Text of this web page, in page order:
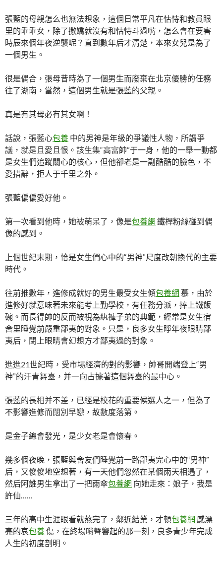
張藍的母親怎么也無法想象，這個日常平凡在怙恃和教員眼
里的乖乖女，除了撒嬌就沒有和怙恃斗過嘴，怎么會在要害
時辰來個年夜逆襲呢？直到數年后才清楚，本來女兒是為了
一個男生。
很是偶合，張母昔時為了一個男生而廢棄在北京優勝的任務
往了湖南，當然，這個男生就是張藍的父親。
真是有其母必有其女啊！
話說，張藍心包養 中的男神是年級的爭議性人物，所謂爭
議，就是且愛且恨。該生集“高富帥”于一身，他的一舉一動都
是女生們追蹤關心的核心，但他卻老是一副酷酷的臉色，不
愛措辭，拒人于千里之外。
張藍偏偏愛好他。
第一次看到他時，她被萌呆了，像是包養網 鐵桿粉絲碰到偶
像的感到。
上個世紀末期，恰是女生們心中的“男神”尺度改朝換代的主要
時代。
往前推數年，進修成就好的男生最受女生傾包養網 慕，由於
進修好就意味著未來能考上勤學校，有任務分派，捧上鐵飯
碗。而長得帥的反而被視為紈褲子弟的典範，經常是女生宿
舍里睡覺前嚴重鄙夷的對象。只是，良多女生睜年夜眼睛鄙
夷后，閉上眼睛會幻想方才鄙夷過的對象。
進進21世紀時，受市場經濟的對的影響，帥哥開端登上“男
神”的汗青舞臺，并一向占據著這個舞臺的最中心。
張藍的長相并不差，已經是校花的重要候選人之一，但為了
不影響進修而闊別早戀，故數度落第。
是金子總會發光，是少女老是會懷春。
幾多個夜晚，張藍與舍友們睡覺前一路鄙夷完心中的“男神”
后，又傻傻地空想著，有一天他們忽然在某個雨天相遇了，
然后阿誰男生拿出了一把雨傘包養網 向她走來：娘子，我是
許仙……
三年的高中生涯眼看就熬完了，鄰近結業，才頓包養網 感漂
亮的哀包養傷，在終場哨聲響起的那一刻，良多青少年完成
人生的初度剖明。